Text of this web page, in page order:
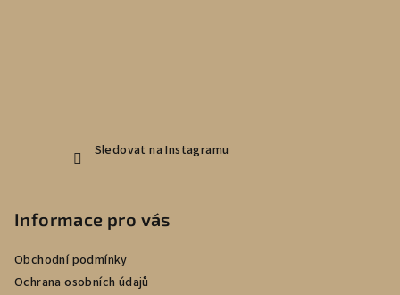
Sledovat na Instagramu
Informace pro vás
Obchodní podmínky
Ochrana osobních údajů